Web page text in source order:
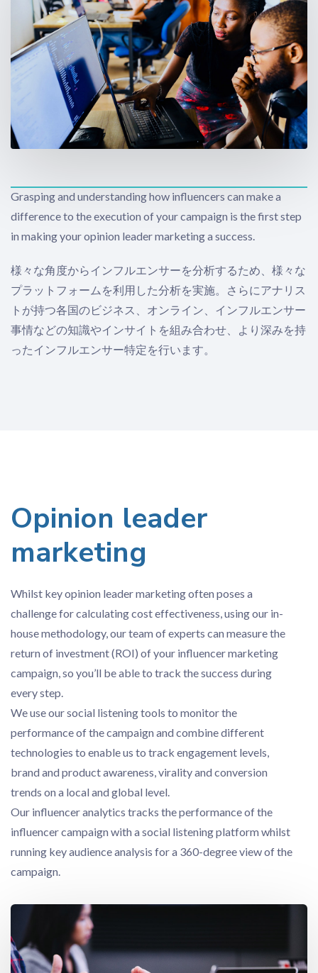
Grasping and understanding how influencers can make a
difference to the execution of your campaign is the first step
in making your opinion leader marketing a success.
様々な角度からインフルエンサーを分析するため、様々な
プラットフォームを利用した分析を実施。さらにアナリス
トが持つ各国のビジネス、オンライン、インフルエンサー
事情などの知識やインサイトを組み合わせ、より深みを持
ったインフルエンサー特定を行います。
Opinion leader
marketing
Whilst key opinion leader marketing often poses a
challenge for calculating cost effectiveness, using our in-
house methodology, our team of experts can measure the
return of investment (ROI) of your influencer marketing
campaign, so you’ll be able to track the success during
every step.
We use our social listening tools to monitor the
performance of the campaign and combine different
technologies to enable us to track engagement levels,
brand and product awareness, virality and conversion
trends on a local and global level.
Our influencer analytics tracks the performance of the
influencer campaign with a social listening platform whilst
running key audience analysis for a 360-degree view of the
campaign.